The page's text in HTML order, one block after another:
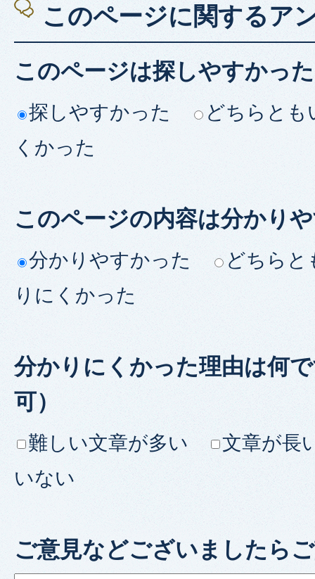
このページに関するア
このページは探しやすかっ
探しやすかった
どちらとも
くかった
このページの内容は分かり
分かりやすかった
どちらと
りにくかった
分かりにくかった理由は何
可）
難しい文章が多い
文章が長
いない
ご意見などございましたら